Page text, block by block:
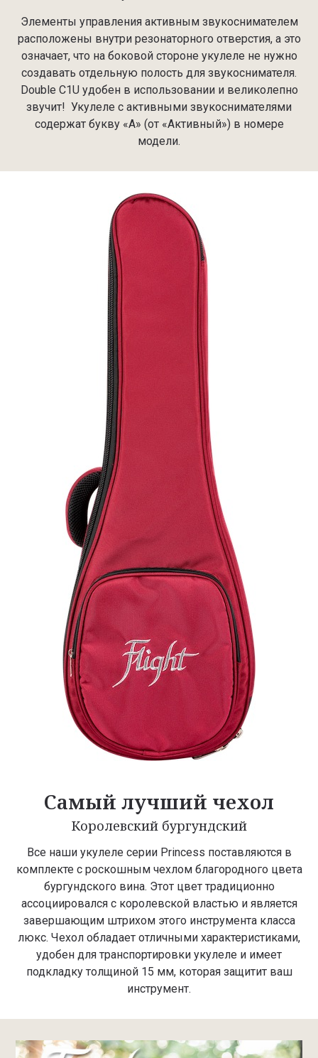
Элементы управления активным звукоснимателем
расположены внутри резонаторного отверстия, а это
означает, что на боковой стороне укулеле не нужно
создавать отдельную полость для звукоснимателя.
Double C1U удобен в использовании и великолепно
звучит! Укулеле с активными звукоснимателями
содержат букву «А» (от «Активный») в номере
модели.⁠
Самый лучший чехол
Королевский бургундский
Все наши укулеле серии Princess поставляются в
комплекте с роскошным чехлом благородного цвета
бургундского вина. Этот цвет традиционно
ассоциировался с королевской властью и является
завершающим штрихом этого инструмента класса
люкс. Чехол обладает отличными характеристиками,
удобен для транспортировки укулеле и имеет
подкладку толщиной 15 мм, которая защитит ваш
инструмент.